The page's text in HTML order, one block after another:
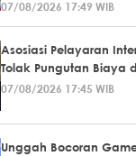
07/08/2026 17:49 WIB
Asosiasi Pelayaran
Tolak Pungutan Biaya
07/08/2026 17:45 WIB
Unggah Bocoran